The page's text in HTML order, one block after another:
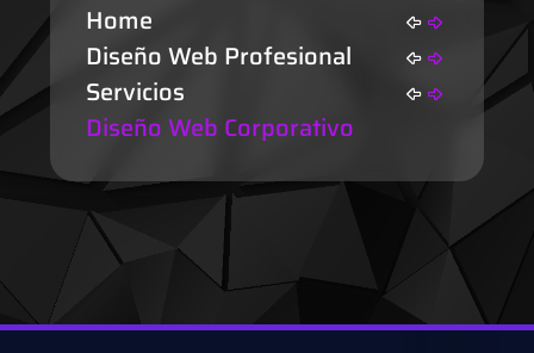
Home
Diseño Web Profesional
Servicios
Diseño Web Corporativo